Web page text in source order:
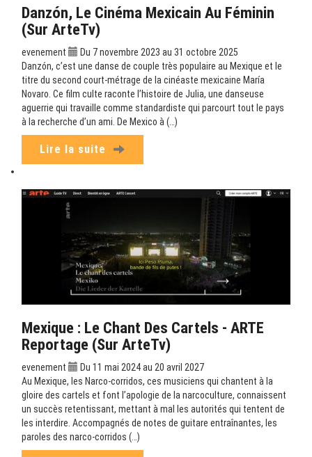
Danzón, Le Cinéma Mexicain Au Féminin
(sur ArteTv)
evenement
Du 7 novembre 2023 au 31 octobre 2025
Danzón, c’est une danse de couple très populaire au Mexique et le
titre du second court-métrage de la cinéaste mexicaine María
Novaro. Ce film culte raconte l’histoire de Julia, une danseuse
aguerrie qui travaille comme standardiste qui parcourt tout le pays
à la recherche d’un ami. De Mexico à (…)
Lire la suite
Mexique : Le Chant Des Cartels - ARTE
Reportage (sur ArteTv)
evenement
Du 11 mai 2024 au 20 avril 2027
Au Mexique, les Narco-corridos, ces musiciens qui chantent à la
gloire des cartels et font l’apologie de la narcoculture, connaissent
un succès retentissant, mettant à mal les autorités qui tentent de
les interdire. Accompagnés de notes de guitare entraînantes, les
paroles des narco-corridos (…)